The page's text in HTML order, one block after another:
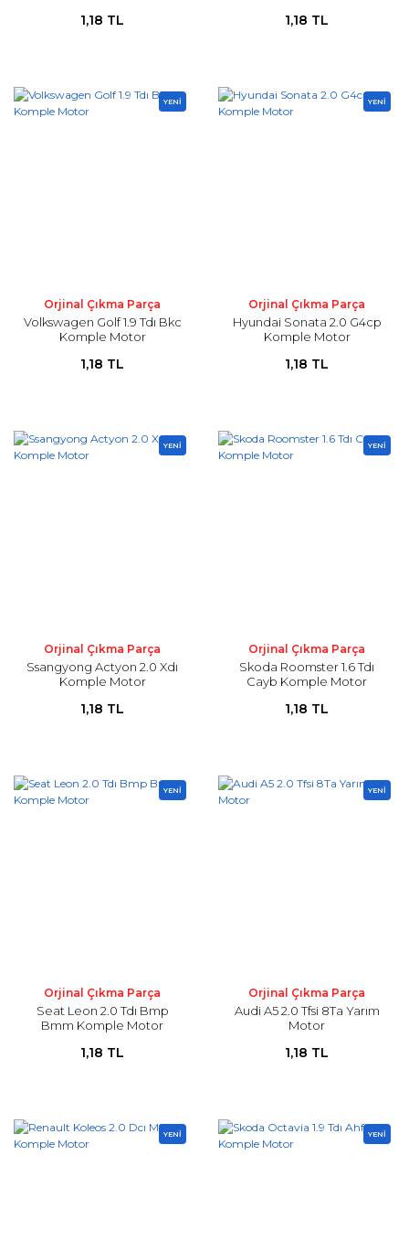
1,18 TL 1,18 TL
YENİ
Orjinal Çıkma Parça
Volkswagen Golf 1.9 Tdı Bkc
Komple Motor
1,18 TL
YENİ
Orjinal Çıkma Parça
Hyundai Sonata 2.0 G4cp
Komple Motor
1,18 TL
YENİ
Orjinal Çıkma Parça
Ssangyong Actyon 2.0 Xdı
Komple Motor
1,18 TL
YENİ
Orjinal Çıkma Parça
Skoda Roomster 1.6 Tdı
Cayb Komple Motor
1,18 TL
YENİ
Orjinal Çıkma Parça
Seat Leon 2.0 Tdı Bmp
Bmm Komple Motor
1,18 TL
YENİ
Orjinal Çıkma Parça
Audi A5 2.0 Tfsi 8Ta Yarım
Motor
1,18 TL
YENİ YENİ